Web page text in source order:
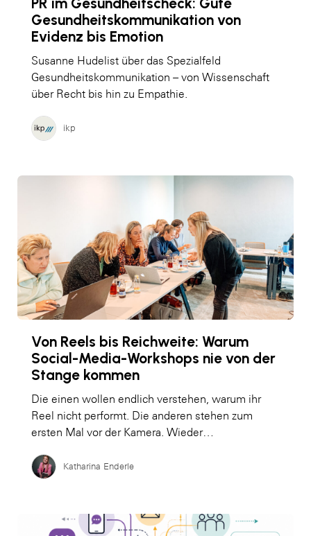
Gesundheitskommunikation von
Evidenz bis Emotion
Susanne Hudelist über das Spezialfeld
Gesundheitskommunikation – von Wissenschaft
über Recht bis hin zu Empathie.
ikp
Von Reels bis Reichweite: Warum
Social-Media-Workshops nie von der
Stange kommen
Die einen wollen endlich verstehen, warum ihr
Reel nicht performt. Die anderen stehen zum
ersten Mal vor der Kamera. Wieder…
Katharina Enderle